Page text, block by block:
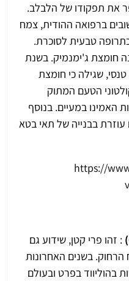
את תפקודו של הלבלב.
ברפואה ההודית, צמח
טבעית לסוכרת.
חומצת ג'ימנמיק. בשנת
, שגילה כי חומצת
הטעם המתוק
האמינו במעיים. בנוסף
בבנייה של תאי בטא
https://
: זהו פרי קטן, שידוע גם
בשנים האחרונות
בהוליווד בפרט ובעולם